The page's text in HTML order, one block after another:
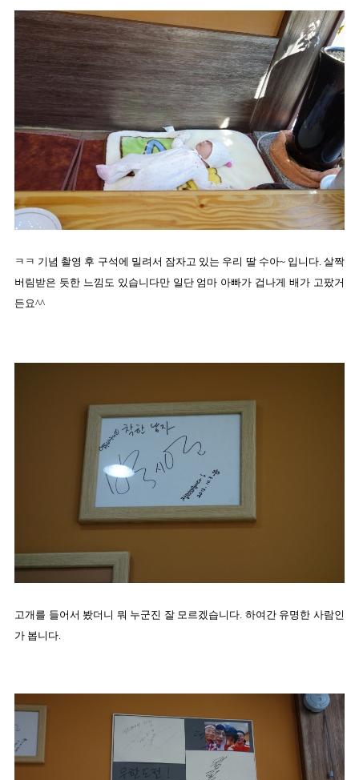
ㅋㅋ 기념 촬영 후 구석에 밀려서 잠자고 있는 우리 딸 수아~ 입니다. 살짝
버림받은 듯한 느낌도 있습니다만 일단 엄마 아빠가 겁나게 배가 고팠거
든요^^
고개를 들어서 봤더니 뭐 누군진 잘 모르겠습니다. 하여간 유명한 사람인
가 봅니다.